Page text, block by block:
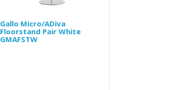
Gallo Micro/ADiva
Floorstand Pair White
GMAFSTW